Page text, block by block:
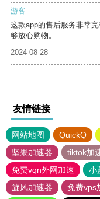
游客
这款app的售后服务非常
够放心购物。
2024-08-28
友情链接
网站地图 QuickQ
坚果加速器
tiktok加
免费vqn外网加速
小
旋风加速器
免费vps